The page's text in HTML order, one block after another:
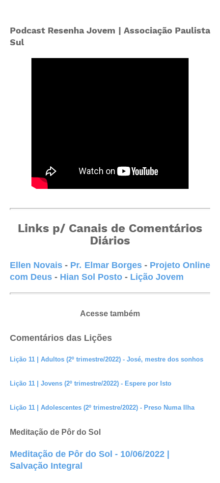
Podcast Resenha Jovem | Associação Paulista
Sul
Links p/ Canais de Comentários
Diários
Ellen Novais - Pr. Elmar Borges- Projeto Online
com Deus - Hian Sol Posto - Lição Jovem
Acesse também
Comentários das Lições
Lição 11 | Adultos (2º trimestre/2022) - José, mestre dos sonhos
Lição 11 | Jovens (2º trimestre/2022) - Espere por Isto
Lição 11 | Adolescentes (2º trimestre/2022) - Preso Numa Ilha
Meditação de Pôr do Sol
Meditação de Pôr do Sol - 10/06/2022 |
Salvação Integral